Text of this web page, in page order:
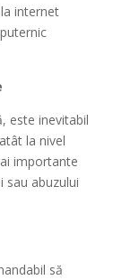
internet
este inevitabil
la nivel
importante
sau abuzului
să